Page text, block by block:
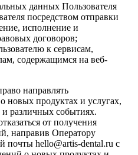
данных Пользователя
посредством отправки
исполнение и
договоров;
к сервисам,
содержащимся на веб-
направлять
новых продуктах и услугах,
различных событиях.
от получения
направив Оператору
почты hello@artis-dental.ru с